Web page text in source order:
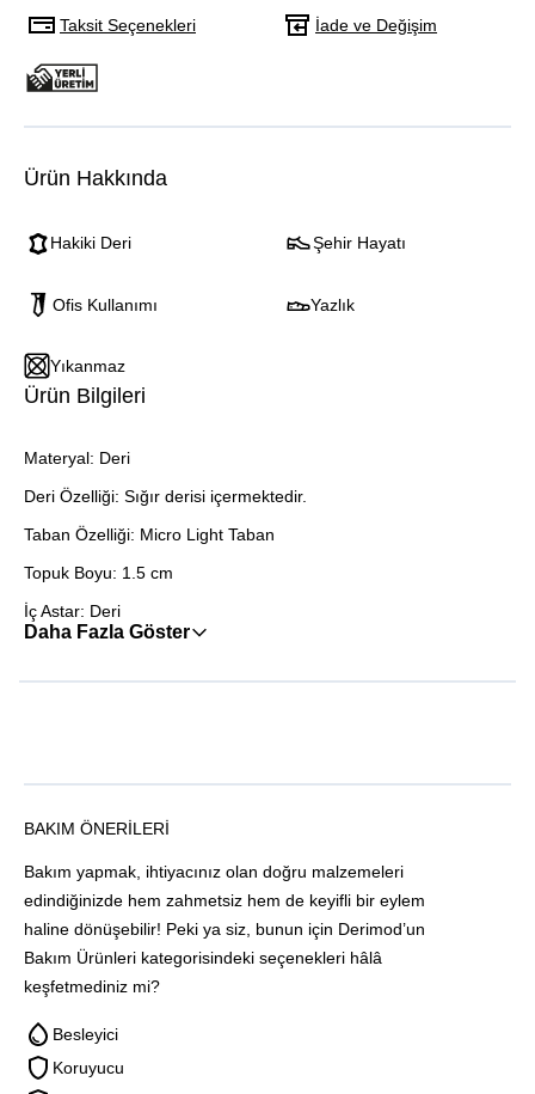
Taksit Seçenekleri İade ve Değişim
Ürün Hakkında
Hakiki Deri Şehir Hayatı
Ofis Kullanımı Yazlık
Yıkanmaz
Ürün Bilgileri
Materyal: Deri
Deri Özelliği: Sığır derisi içermektedir.
Taban Özelliği: Micro Light Taban
Topuk Boyu: 1.5 cm
İç Astar: Deri
Daha Fazla Göster
BAKIM ÖNERILERI
Bakım yapmak, ihtiyacınız olan doğru malzemeleri
edindiğinizde hem zahmetsiz hem de keyifli bir eylem
haline dönüşebilir! Peki ya siz, bunun için Derimod’un
Bakım Ürünleri kategorisindeki seçenekleri hâlâ
keşfetmediniz mi?
Besleyici
Koruyucu